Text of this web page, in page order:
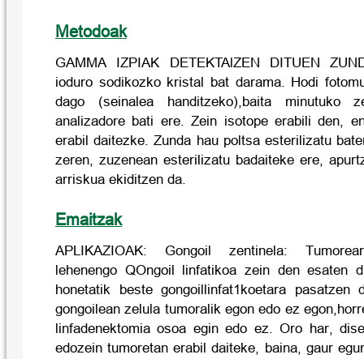
Metodoak
GAMMA IZPIAK DETEKTAlZEN DITUEN
ioduro sodikozko kristal bat darama. Hodi
dago (seinalea handitzeko),baita minutuko
analizadore bati ere. Zein isotope erabili den,
erabil daitezke. Zunda hau poltsa esterilizatu
zeren, zuzenean esterilizatu badaiteke ere,
arriskua ekiditzen da.
Emaitzak
APLIKAZIOAK: Gongoil zentinela:
lehenengo QOngoil linfatikoa zein den esaten
honetatik beste gongoillinfat1koetara pasatzen
gongoilean zelula tumoralik egon edo ez
linfadenektomia osoa egin edo ez. Oro har,
edozein tumoretan erabil daiteke, baina, gaur